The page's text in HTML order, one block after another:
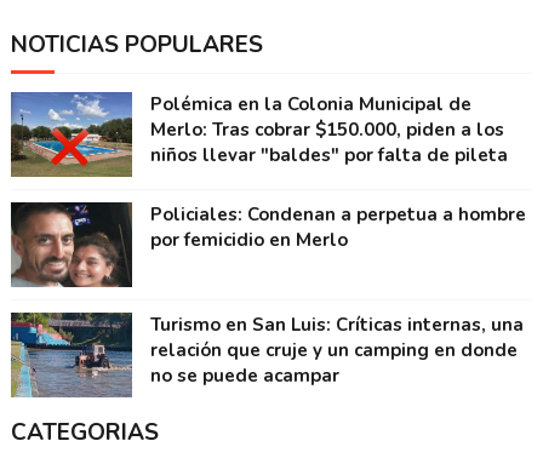
NOTICIAS POPULARES
Polémica en la Colonia Municipal de
Merlo: Tras cobrar $150.000, piden a los
niños llevar "baldes" por falta de pileta
Policiales: Condenan a perpetua a hombre
por femicidio en Merlo
Turismo en San Luis: Críticas internas, una
relación que cruje y un camping en donde
no se puede acampar
CATEGORIAS